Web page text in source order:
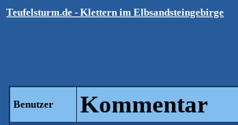
Teufelsturm.de - Klettern im Elbsandsteingebirge
Benutzer Kommentar